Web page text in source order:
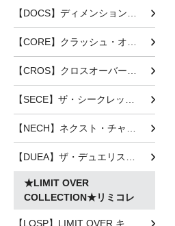
★LIMIT OVER
COLLECTION★リミコレ